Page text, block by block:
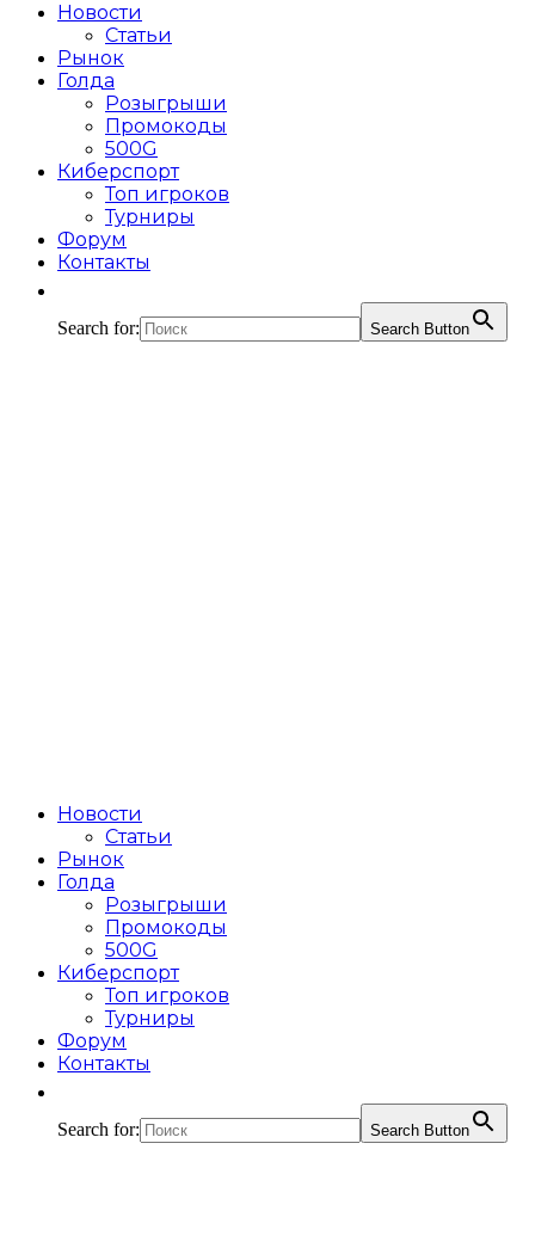
Новости
Статьи
Рынок
Голда
Розыгрыши
Промокоды
500G
Киберспорт
Топ игроков
Турниры
Форум
Контакты
Search for: Search Button
Новости
Статьи
Рынок
Голда
Розыгрыши
Промокоды
500G
Киберспорт
Топ игроков
Турниры
Форум
Контакты
Search for: Search Button